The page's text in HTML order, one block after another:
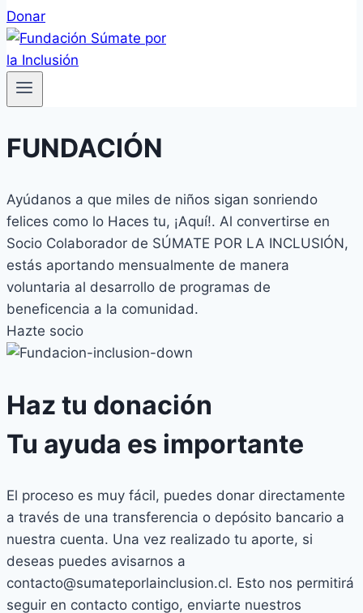
Donar
FUNDACIÓN
Ayúdanos a que miles de niños sigan sonriendo
felices como lo Haces tu, ¡Aquí!. Al convertirse en
Socio Colaborador de SÚMATE POR LA INCLUSIÓN,
estás aportando mensualmente de manera
voluntaria al desarrollo de programas de
beneficencia a la comunidad.
Hazte socio
Haz tu donación
Tu ayuda es importante
El proceso es muy fácil, puedes donar directamente
a través de una transferencia o depósito bancario a
nuestra cuenta. Una vez realizado tu aporte, si
deseas puedes avisarnos a
contacto@sumateporlainclusion.cl. Esto nos permitirá
seguir en contacto contigo, enviarte nuestros